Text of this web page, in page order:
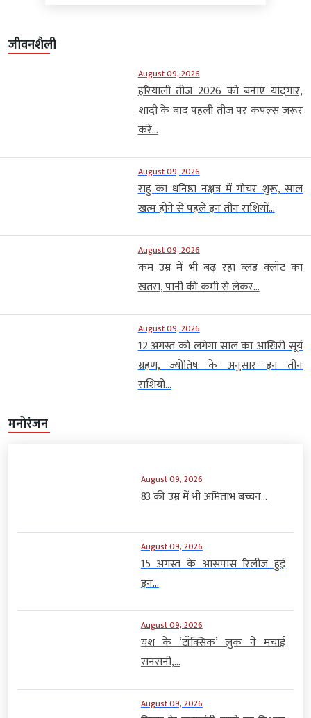
जीवनशैली
August 09, 2026
हरियाली तीज 2026 को बनाएं यादगार,
शादी के बाद पहली तीज पर कपल्स जरूर
करें...
August 09, 2026
राहु का धनिष्ठा नक्षत्र में गोचर शुरू, साल
खत्म होने से पहले इन तीन राशियों...
August 09, 2026
कम उम्र में भी बढ़ रहा ब्लड क्लॉट का
खतरा, पानी की कमी से लेकर...
August 09, 2026
12 अगस्त को लगेगा साल का आखिरी सूर्य
ग्रहण, ज्योतिष के अनुसार इन तीन
राशियों...
मनोरंजन
August 09, 2026
83 की उम्र में भी अमिताभ बच्चन...
August 09, 2026
15 अगस्त के आसपास रिलीज हुई
इन...
August 09, 2026
यश के ‘टॉक्सिक’ लुक ने मचाई
सनसनी,...
August 09, 2026